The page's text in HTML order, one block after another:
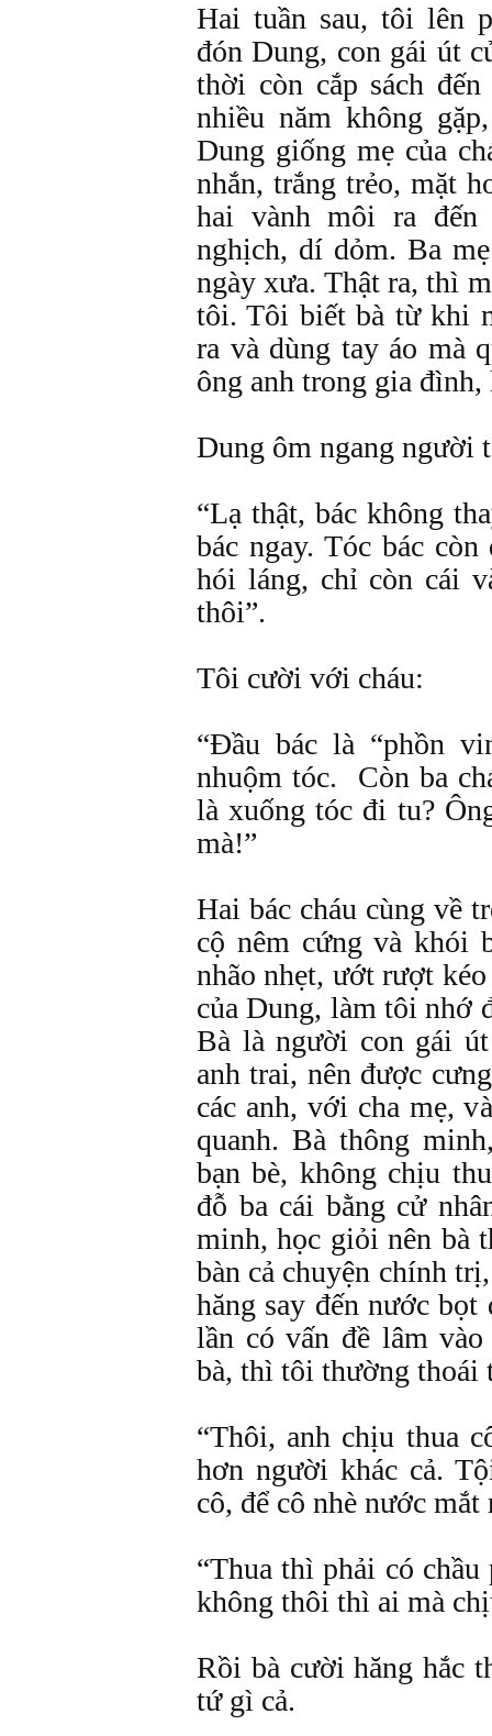
Hai tuần sau, tôi lên
đón Dung, con gái út
thời còn cắp sách
nhiều năm không
Dung giống mẹ của
nhắn, trắng trẻo, mặt
hai vành môi ra
nghịch, dí dỏm. Ba
ngày xưa. Thật ra, thì
tôi. Tôi biết bà từ khi
ra và dùng tay áo mà
ông anh trong gia
Dung ôm ngang người
“Lạ thật, bác không
bác ngay. Tóc bác
hói láng, chỉ còn cái
thôi”.
Tôi cười với cháu:
“Ðầu bác là “phồn
nhuộm tóc. Còn ba
là xuống tóc đi tu?
mà!”
Hai bác cháu cùng về
cộ nêm cứng và khói
nhão nhẹt, ướt rượt
của Dung, làm tôi nhớ
Bà là người con gái
anh trai, nên được
các anh, với cha mẹ,
quanh. Bà thông
bạn bè, không chịu
đỗ ba cái bằng cử
minh, học giỏi nên bà
bàn cả chuyện chính
hăng say đến nước
lần có vấn đề lâm
bà, thì tôi thường thoái
“Thôi, anh chịu thua
hơn người khác cả.
cô, để cô nhè nước
“Thua thì phải có
không thôi thì ai mà
Rồi bà cười hăng hắc
tứ gì cả.